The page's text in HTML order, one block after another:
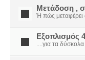
Μετάδοση ,
Ή πώς μεταφέρει
Εξοπλισμός
....για τα δύσκολα